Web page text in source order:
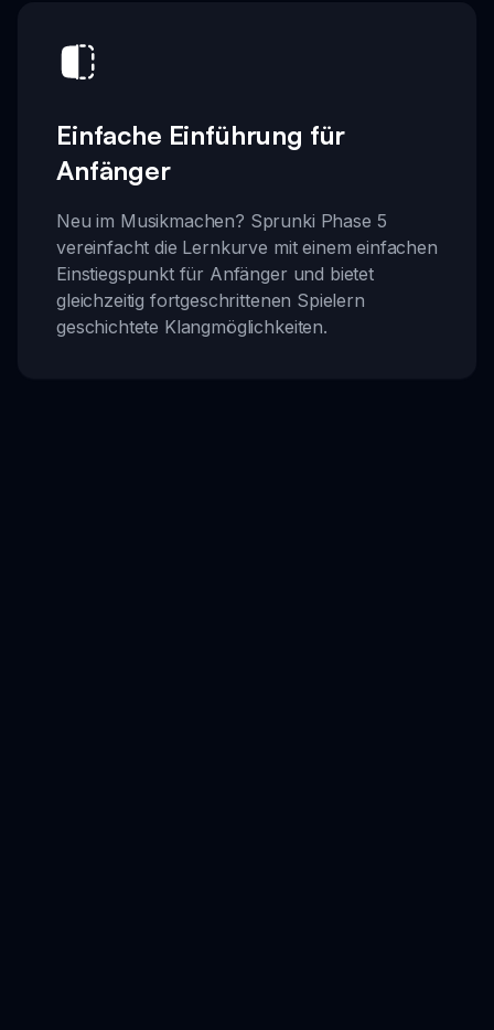
Einfache Einführung für
Anfänger
Neu im Musikmachen? Sprunki Phase 5
vereinfacht die Lernkurve mit einem einfachen
Einstiegspunkt für Anfänger und bietet
gleichzeitig fortgeschrittenen Spielern
geschichtete Klangmöglichkeiten.